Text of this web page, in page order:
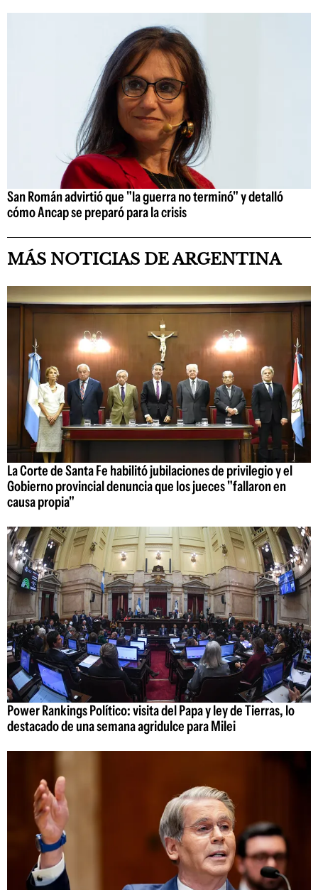
San Román advirtió que "la guerra no terminó" y detalló
cómo Ancap se preparó para la crisis
MÁS NOTICIAS DE ARGENTINA
La Corte de Santa Fe habilitó jubilaciones de privilegio y el
Gobierno provincial denuncia que los jueces "fallaron en
causa propia"
Power Rankings Político: visita del Papa y ley de Tierras, lo
destacado de una semana agridulce para Milei